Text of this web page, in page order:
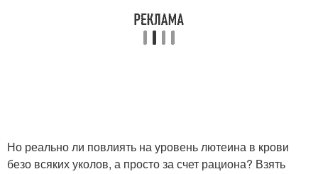
Но реально ли повлиять на уровень лютеина в крови
безо всяких уколов, а просто за счет рациона? Взять